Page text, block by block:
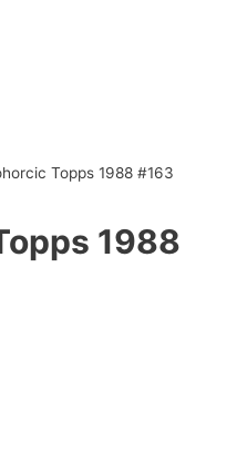
Topps 1988 #163
1988